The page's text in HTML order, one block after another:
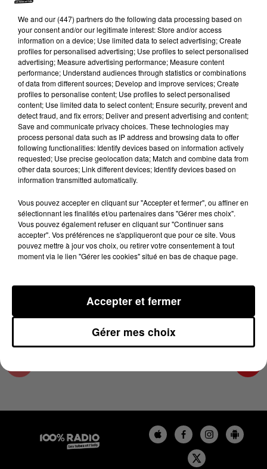
Lecture (4 min 20 sec)
100%
100% Radio les infos du grand Toulouse
14 décembre 2023 - 4 min 20 sec
LES INFOS DU GRAND TOULOUSE DU
14/12/2023 À 17H00
Podcasts infos du grand Toulouse
We and our (447) partnersdo the following data processing based on
your consent and/or our legitimate interest: Store and/or access
information on a device; Use limited data to select advertising; Create
profiles for personalised advertising; Use profiles to select personalised
advertising; Measure advertising performance; Measure content
performance; Understand audiences through statistics or combinations
of data from different sources; Develop and improve services; Create
profiles to personalise content; Use profiles to select personalised
content; Use limited data to select content; Ensure security, prevent and
detect fraud, and fix errors; Deliver and present advertising and content;
Save and communicate privacy choices. These technologies may
process personal data such as IP address and browsing data to offer
following functionalities: Identify devices based on information actively
requested; Use precise geolocation data; Match and combine data from
other data sources; Link different devices; Identify devices based on
information transmitted automatically.
Vous pouvez accepter en cliquant sur "Accepter et fermer", ou affiner en
sélectionnant les finalités et/ou partenaires dans "Gérer mes choix".
Vous pouvez également refuser en cliquant sur "Continuer sans
accepter". Vos préférences ne s'appliqueront que pour ce site. Vous
pouvez mettre à jour vos choix, ou retirer votre consentement à tout
moment via le lien "Gérer les cookies" situé en bas de chaque page.
Gérer mes choix
Accepter et fermer